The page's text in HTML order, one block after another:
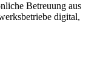
Betreuung aus
digital,